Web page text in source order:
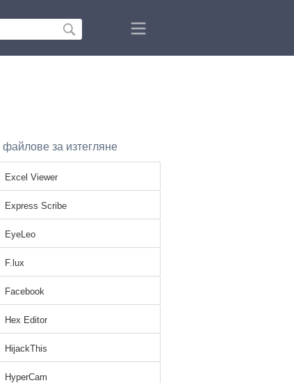
файлове за изтегляне
Excel Viewer
Express Scribe
EyeLeo
F.lux
Facebook
Hex Editor
HijackThis
HyperCam